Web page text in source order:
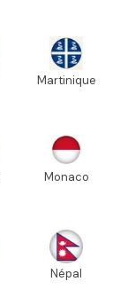
Martinique
Monaco
Népal